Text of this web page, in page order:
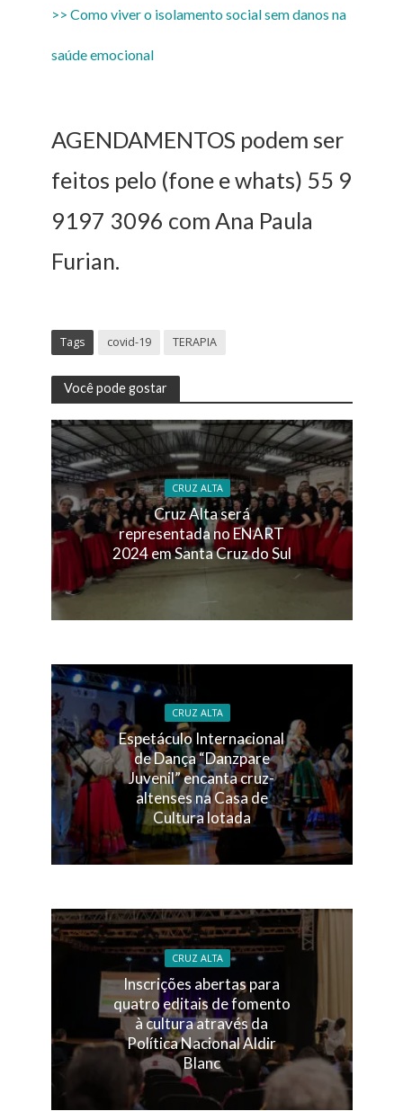
>> Como viver o isolamento social sem danos na
saúde emocional
AGENDAMENTOS podem ser
feitos pelo (fone e whats) 55 9
9197 3096 com Ana Paula
Furian.
Tags covid-19 TERAPIA
Você pode gostar
CRUZ ALTA
Cruz Alta será
representada no ENART
2024 em Santa Cruz do Sul
CRUZ ALTA
Espetáculo Internacional
de Dança “Danzpare
Juvenil” encanta cruz-
altenses na Casa de
Cultura lotada
CRUZ ALTA
Inscrições abertas para
quatro editais de fomento
à cultura através da
Política Nacional Aldir
Blanc